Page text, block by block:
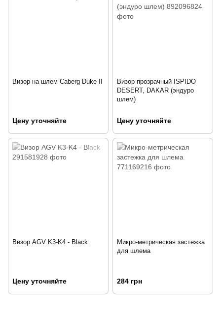
Визор на шлем Caberg Duke II
Цену уточняйте
Визор прозрачный ISPIDO
DESERT, DAKAR (эндуро
шлем)
Цену уточняйте
Визор AGV K3-K4 - Black
Цену уточняйте
Микро-метрическая застежка
для шлема
284 грн